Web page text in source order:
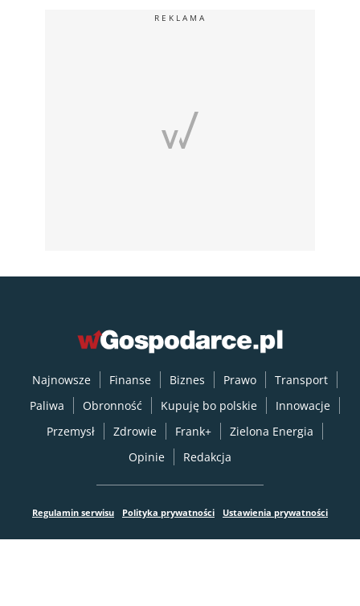
REKLAMA
Najnowsze Finanse Biznes Prawo
Transport
Paliwa
Obronność Kupuję bo polskie
Innowacje
Przemysł
Zdrowie Frank+
Zielona Energia
Opinie
Redakcja
Regulamin serwisu Polityka prywatności Ustawienia prywatności